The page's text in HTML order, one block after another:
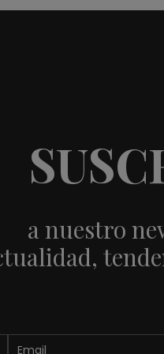
a nuestro